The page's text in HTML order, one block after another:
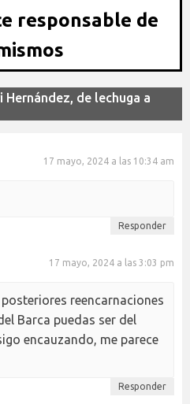
responsable de
Hernández, de lechuga a
17 mayo, 2024 a las 10:34 am
Responder
17 mayo, 2024 a las 3:03 pm
reencarnaciones
Barca puedas ser del
encauzando, me parece
Responder